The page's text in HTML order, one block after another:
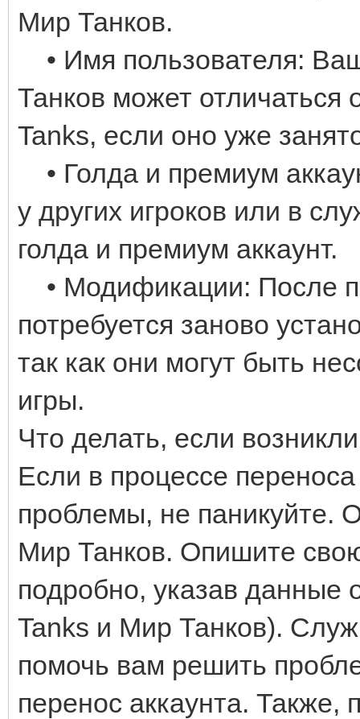
Мир Танков.
• Имя пользователя:
Танков может отличаться
Tanks, если оно уже
• Голда и премиум
у других игроков или в
голда и премиум аккаунт.
• Модификации: После
потребуется заново
так как они могут быть
игры.
Что делать, если
Если в процессе
проблемы, не паникуйте.
Мир Танков. Опишите
подробно, указав данные
Tanks и Мир Танков).
помочь вам решить
перенос аккаунта. Также,